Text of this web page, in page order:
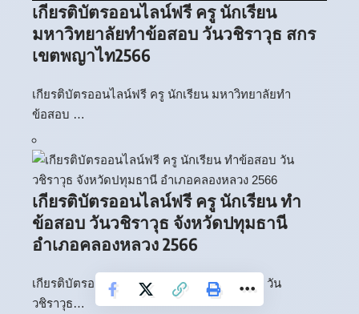
เกียรติบัตรออนไลน์ฟรี ครู นักเรียน
มหาวิทยาลัยทำข้อสอบ วันวชิราวุธ สกร
เขตพญาไท2566
เกียรติบัตรออนไลน์ฟรี ครู นักเรียน มหาวิทยาลัยทำ
ข้อสอบ …
เกียรติบัตรออนไลน์ฟรี ครู นักเรียน ทำ
ข้อสอบ วันวชิราวุธ จังหวัดปทุมธานี
อำเภอคลองหลวง 2566
เกียรติบัตรออนไลน์ฟรี ครู นักเรียน ทำข้อสอบ วัน
วชิราวุธ…